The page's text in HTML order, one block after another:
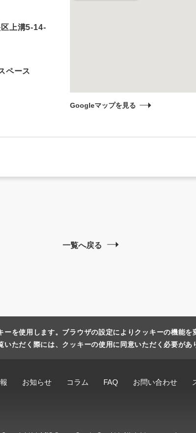
上溝5-14-
ペース
Googleマップを見る
一覧へ戻る
お知らせ コラム FAQ お問い合わせ
を使用します。ブラウザの設定によりクッキーの機能を
ただく際には、クッキーの使用に同意いただく必要があ